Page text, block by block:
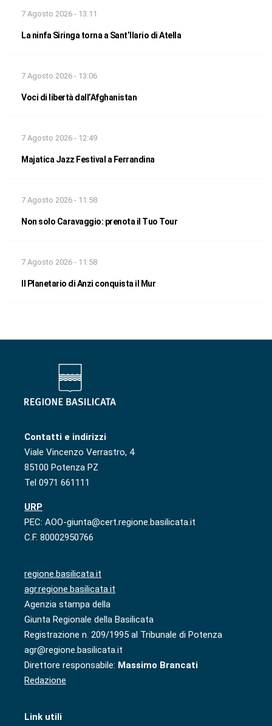
7 Agosto 2026 - 13:11
La ninfa Siringa torna a Sant’Ilario di Atella
7 Agosto 2026 - 13:06
Voci di libertà dall’Afghanistan
7 Agosto 2026 - 12:49
Majatica Jazz Festival a Ferrandina
7 Agosto 2026 - 11:58
Non solo Caravaggio: prenota il Tuo Tour
7 Agosto 2026 - 11:58
Il Planetario di Anzi conquista il Mur
Contatti e indirizzi
Viale Vincenzo Verrastro, 4
85100 Potenza PZ
Tel 0971 661111
URP
PEC: AOO-giunta@cert.regione.basilicata.it
C.F. 80002950766
regione.basilicata.it
agr.regione.basilicata.it
Agenzia stampa della
Giunta Regionale della Basilicata
Registrazione n. 209/1995 al Tribunale di Potenza
agr@regione.basilicata.it
Direttore responsabile: Massimo Brancati
Redazione
Link utili